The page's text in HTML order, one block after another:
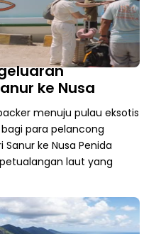
ke Nusa
menuju pulau eksotis
para pelancong
ke Nusa Penida
laut yang